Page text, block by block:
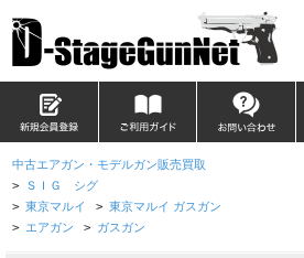
中古エアガン・モデルガン販売買取
> ＳＩＧ シグ
> 東京マルイ > 東京マルイ ガスガン
> エアガン > ガスガン